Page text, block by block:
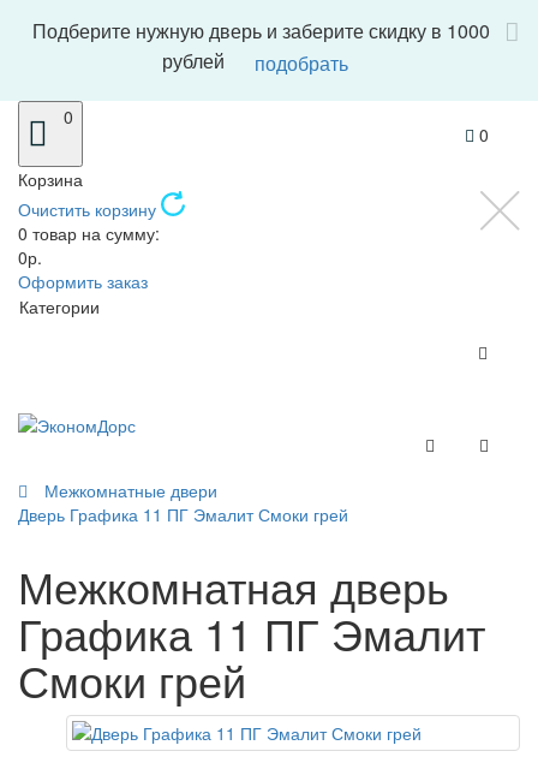
Подберите нужную дверь и заберите скидку в 1000
рублей
подобрать
0
0
Корзина
Очистить корзину
0 товар на сумму:
0р.
Оформить заказ
Категории
Межкомнатные двери
Дверь Графика 11 ПГ Эмалит Смоки грей
Межкомнатная дверь
Графика 11 ПГ Эмалит
Смоки грей